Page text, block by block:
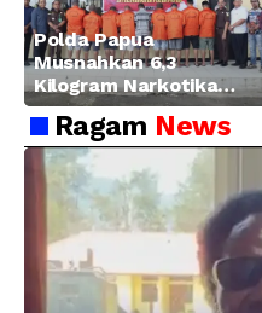
Polda Papua
Musnahkan 6,3
Kilogram Narkotika
Hasil Pengungkapan
Jaringan Lintas
Wilayah Februari 2026
Ragam News